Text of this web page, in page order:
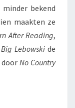
minder bekend
maakten ze
After Reading,
Big Lebowskide
doorNo Country